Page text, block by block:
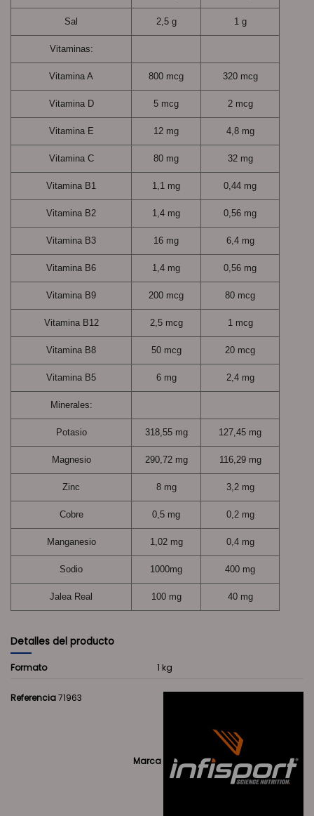
Sal 2,5 g 1 g
Vitaminas:
Vitamina A 800 mcg 320 mcg
Vitamina D 5 mcg 2 mcg
Vitamina E 12 mg 4,8 mg
Vitamina C 80 mg 32 mg
Vitamina B1 1,1 mg 0,44 mg
Vitamina B2 1,4 mg 0,56 mg
Vitamina B3 16 mg 6,4 mg
Vitamina B6 1,4 mg 0,56 mg
Vitamina B9 200 mcg 80 mcg
Vitamina B12 2,5 mcg 1 mcg
Vitamina B8 50 mcg 20 mcg
Vitamina B5 6 mg 2,4 mg
Minerales:
Potasio 318,55 mg 127,45 mg
Magnesio 290,72 mg 116,29 mg
Zinc 8 mg 3,2 mg
Cobre 0,5 mg 0,2 mg
Manganesio 1,02 mg 0,4 mg
Sodio 1000mg 400 mg
Jalea Real 100 mg 40 mg
Detalles del producto
Formato 1 kg
Marca
Referencia71963